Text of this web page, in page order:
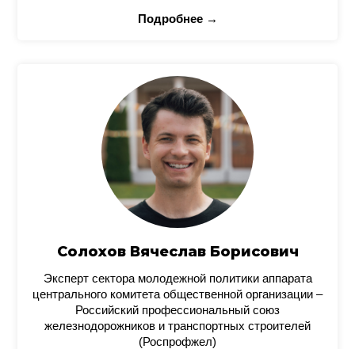
Подробнее →
Солохов Вячеслав Борисович
Эксперт сектора молодежной политики аппарата
центрального комитета общественной организации –
Российский профессиональный союз
железнодорожников и транспортных строителей
(Роспрофжел)